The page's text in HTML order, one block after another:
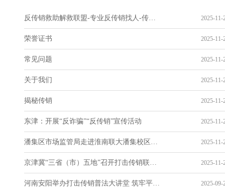
反传销救助解救联盟-专业反传销找人-传销反洗脑网站 2025-11-
荣誉证书 2025-11-
常见问题 2025-11-
关于我们 2025-11-
揭秘传销 2025-11-
东津：开展“反诈骗”“反传销”宣传活动 2025-11-
潘集区市场监管局走进淮南联大潘集校区开展防范传销宣传活动 2025-11-
京津冀“三省（市）五地”召开打击传销联席会议 2025-11-
河南安阳举办打击传销普法大讲堂 筑牢平安防线 2025-09-